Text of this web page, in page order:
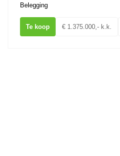
Belegging
Te koop € 1.375.000,- k.k.